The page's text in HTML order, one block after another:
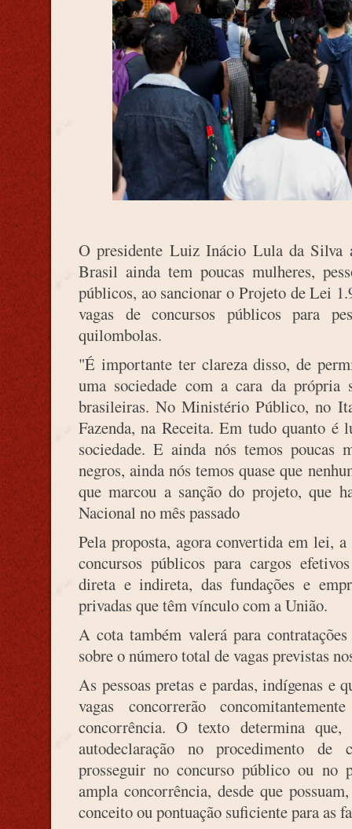
O presidente Luiz Inácio Lula da Silva
Brasil ainda tem poucas mulheres,
públicos, ao sancionar o Projeto de Lei
vagas de concursos públicos para
quilombolas.
"É importante ter clareza disso, de
uma sociedade com a cara da própria
brasileiras. No Ministério Público, no
Fazenda, na Receita. Em tudo quanto é
sociedade. E ainda nós temos poucas
negros, ainda nós temos quase que
que marcou a sanção do projeto, que
Nacional no mês passado
Pela proposta, agora convertida em lei,
concursos públicos para cargos
direta e indireta, das fundações e
privadas que têm vínculo com a União.
A cota também valerá para
sobre o número total de vagas previstas
As pessoas pretas e pardas, indígenas e
vagas concorrerão
concorrência. O texto determina
autodeclaração no procedimento de
prosseguir no concurso público ou no
ampla concorrência, desde que
conceito ou pontuação suficiente para as